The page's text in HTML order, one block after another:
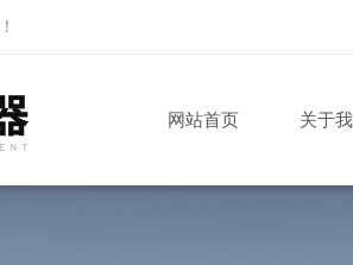
！
网站首页 关于